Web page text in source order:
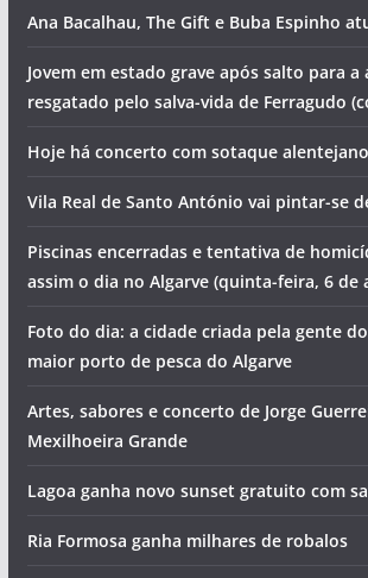
Ana Bacalhau, The Gift e Buba Espinho
Jovem em estado grave após salto para a
resgatado pelo salva-vida de Ferragudo
Hoje há concerto com sotaque
Vila Real de Santo António vai pintar-se
Piscinas encerradas e tentativa de
assim o dia no Algarve (quinta-feira, 6 de
Foto do dia: a cidade criada pela gente
maior porto de pesca do Algarve
Artes, sabores e concerto de Jorge
Mexilhoeira Grande
Lagoa ganha novo sunset gratuito com
Ria Formosa ganha milhares de robalos